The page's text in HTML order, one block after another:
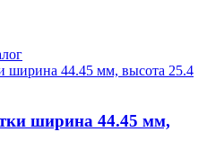
ширина 44.45 мм,